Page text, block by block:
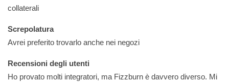
collaterali
Screpolatura
Avrei preferito trovarlo anche nei negozi
Recensioni degli utenti
Ho provato molti integratori, ma Fizzburn è davvero diverso. Mi